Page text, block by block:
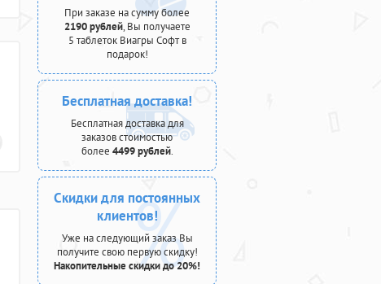
При заказе на сумму более
2190 рублей, Вы получаете
5 таблеток Виагры Софт в
подарок!
Бесплатная доставка!
Бесплатная доставка для
заказов стоимостью
более 4499 рублей.
Скидки для постоянных
клиентов!
Уже на следующий заказ Вы
получите свою первую скидку!
Накопительные скидки до 20%!